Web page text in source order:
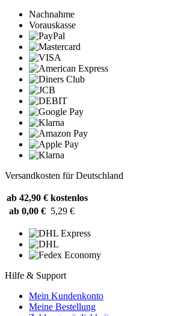
Nachnahme
Vorauskasse
Versandkosten für Deutschland
ab 42,90 € kostenlos
ab 0,00 € 5,29 €
Hilfe & Support
Mein Kundenkonto
Meine Bestellung